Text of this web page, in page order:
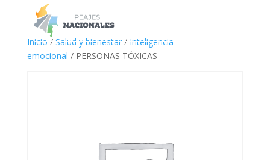
Inicio / Salud y bienestar/ Inteligencia
emocional / PERSONAS TÓXICAS